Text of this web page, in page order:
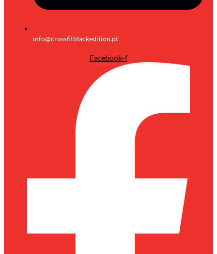
info@crossfitblackedition.pt
Facebook-f